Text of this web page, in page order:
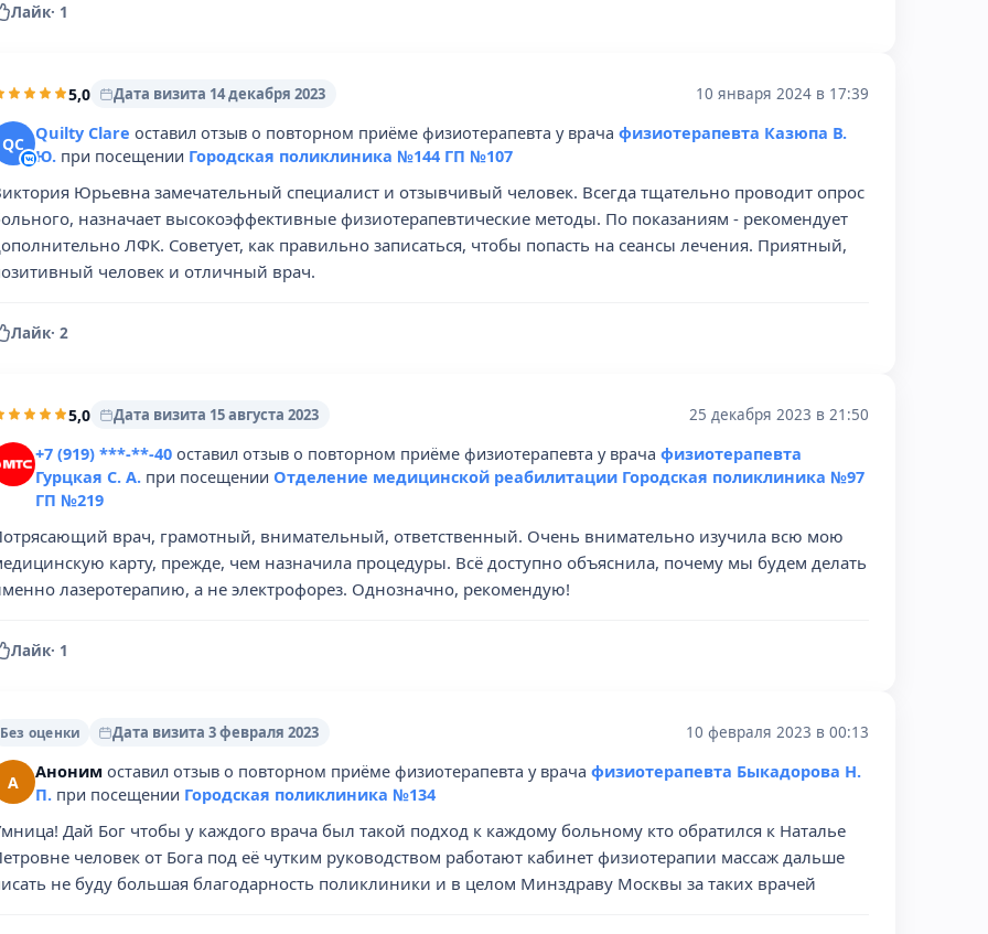
Лайк· 1
5,0 Дата визита 14 декабря 2023 10 января 2024 в 17:39
QC Quilty Clare оставил отзыв о повторном приёме физиотерапевта у врача физиотерапевта Казюпа В.
Ю. при посещении Городская поликлиника №144 ГП №107
Юрьевна замечательный специалист и отзывчивый человек. Всегда тщательно проводит опрос
назначает высокоэффективные физиотерапевтические методы. По показаниям - рекомендует
ЛФК. Советует, как правильно записаться, чтобы попасть на сеансы лечения. Приятный,
человек и отличный врач.
Лайк· 2
5,0 Дата визита 15 августа 2023 25 декабря 2023 в 21:50
+7 (919) ***-**-40 оставил отзыв о повторном приёме физиотерапевта у врача физиотерапевта
Гурцкая С. А. при посещении Отделение медицинской реабилитации Городская поликлиника №97
ГП №219
врач, грамотный, внимательный, ответственный. Очень внимательно изучила всю мою
карту, прежде, чем назначила процедуры. Всё доступно объяснила, почему мы будем делать
лазеротерапию, а не электрофорез. Однозначно, рекомендую!
Лайк· 1
Без оценки Дата визита 3 февраля 2023 10 февраля 2023 в 00:13
А Аноним оставил отзыв о повторном приёме физиотерапевта у врача физиотерапевта Быкадорова Н.
П. при посещении Городская поликлиника №134
Дай Бог чтобы у каждого врача был такой подход к каждому больному кто обратился к Наталье
человек от Бога под её чутким руководством работают кабинет физиотерапии массаж дальше
не буду большая благодарность поликлиники и в целом Минздраву Москвы за таких врачей